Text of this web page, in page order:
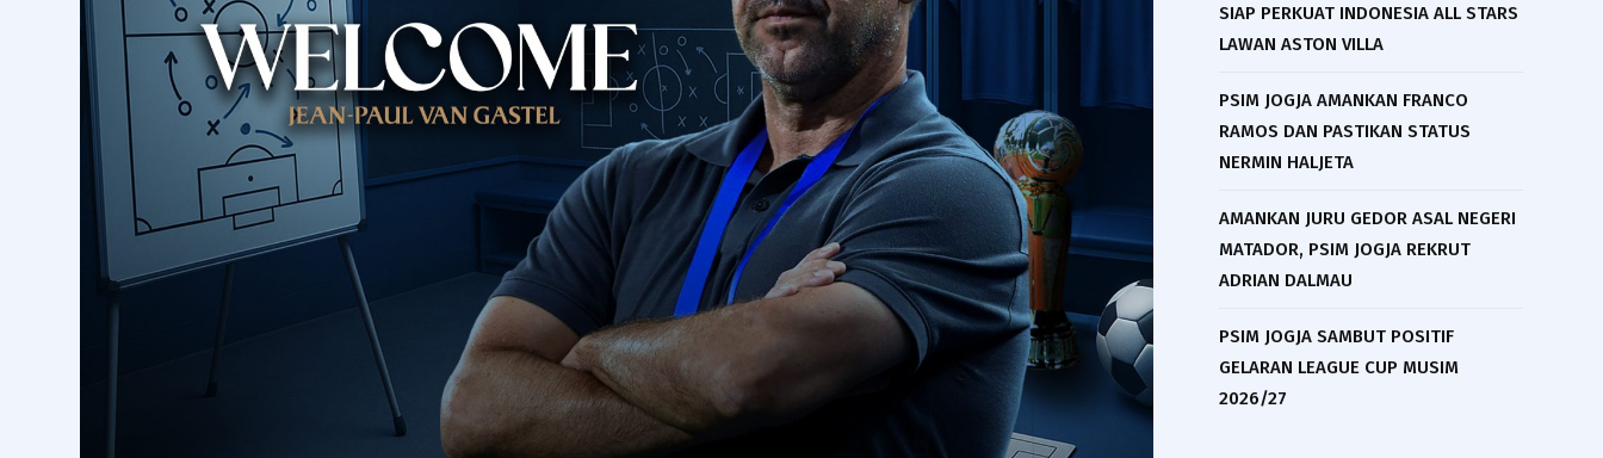
SIAP PERKUAT INDONESIA ALL STARS
LAWAN ASTON VILLA
PSIM JOGJA AMANKAN FRANCO
RAMOS DAN PASTIKAN STATUS
NERMIN HALJETA
AMANKAN JURU GEDOR ASAL NEGERI
MATADOR, PSIM JOGJA REKRUT
ADRIAN DALMAU
PSIM JOGJA SAMBUT POSITIF
GELARAN LEAGUE CUP MUSIM
2026/27